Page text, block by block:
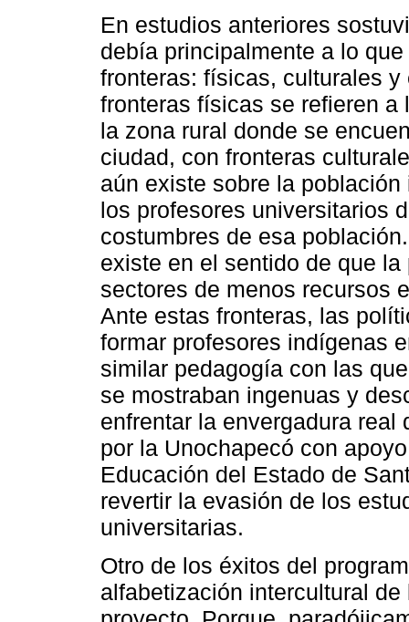
En estudios anteriores
debía principalmente a lo
fronteras: físicas, culturales
fronteras físicas se refieren
la zona rural donde se
ciudad, con fronteras
aún existe sobre la
los profesores universitarios
costumbres de esa
existe en el sentido de que
sectores de menos recursos
Ante estas fronteras, las
formar profesores indígenas
similar pedagogía con las
se mostraban ingenuas y
enfrentar la envergadura
por la Unochapecó con
Educación del Estado de
revertir la evasión de los
universitarias.
Otro de los éxitos del
alfabetización intercultural